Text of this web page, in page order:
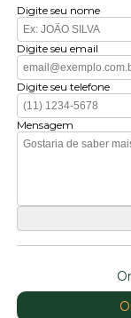
Digite seu nome
Digite seu email
Digite seu telefone
Mensagem